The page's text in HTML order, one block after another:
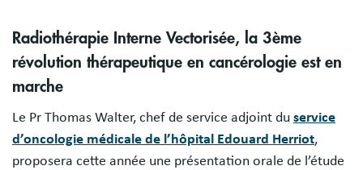
Radiothérapie Interne Vectorisée, la 3ème
révolution thérapeutique en cancérologie est en
marche
Le Pr Thomas Walter, chef de service adjoint du service
d’oncologie médicale de l’hôpital Edouard Herriot,
proposera cette année une présentation orale de l’étude